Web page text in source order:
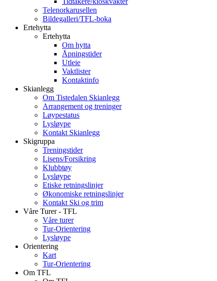
Telenorkarusellen
Bildegalleri/TFL-boka
Ertehytta
Ertehytta
Om hytta
Åpningstider
Utleie
Vaktlister
Kontaktinfo
Skianlegg
Om Tistedalen Skianlegg
Arrangement og treninger
Løypestatus
Lysløype
Kontakt Skianlegg
Skigruppa
Treningstider
Lisens/Forsikring
Klubbtøy
Lysløype
Etiske retningslinjer
Økonomiske retningslinjer
Kontakt Ski og trim
Våre Turer - TFL
Våre turer
Tur-Orientering
Lysløype
Orientering
Kart
Tur-Orientering
Om TFL